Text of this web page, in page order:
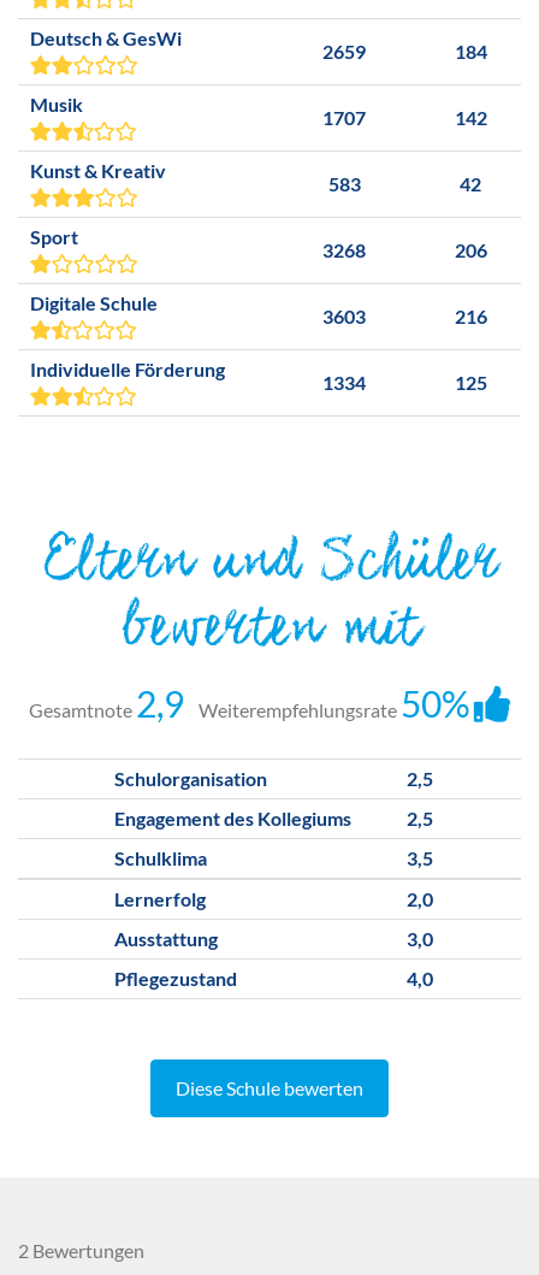
Deutsch & GesWi
2659 184
Musik
1707 142
Kunst & Kreativ
583 42
Sport
3268 206
Digitale Schule
3603 216
Individuelle Förderung
1334 125
Eltern und Schüler
bewerten mit
Gesamtnote 2,9 Weiterempfehlungsrate 50%
Schulorganisation
2,5
Engagement des Kollegiums
2,5
Schulklima
3,5
Lernerfolg
2,0
Ausstattung
3,0
Pflegezustand
4,0
Diese Schule bewerten
2 Bewertungen